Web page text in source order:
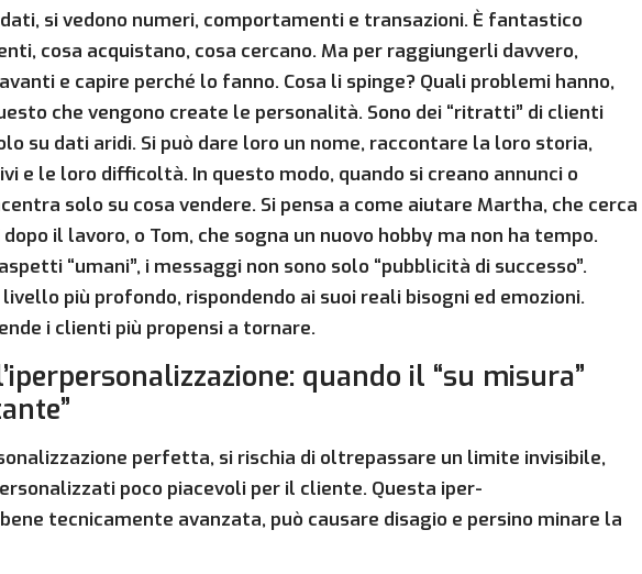
si vedono numeri, comportamenti e transazioni. È fantastico
cosa acquistano, cosa cercano. Ma per raggiungerli davvero,
e capire perché lo fanno. Cosa li spinge? Quali problemi hanno,
che vengono create le personalità. Sono dei “ritratti” di clienti
su dati aridi. Si può dare loro un nome, raccontare la loro storia,
e le loro difficoltà. In questo modo, quando si creano annunci o
solo su cosa vendere. Si pensa a come aiutare Martha, che cerca
il lavoro, o Tom, che sogna un nuovo hobby ma non ha tempo.
“umani”, i messaggi non sono solo “pubblicità di successo”.
più profondo, rispondendo ai suoi reali bisogni ed emozioni.
i clienti più propensi a tornare.
quando il “su misura”
perfetta, si rischia di oltrepassare un limite invisibile,
poco piacevoli per il cliente. Questa iper-
tecnicamente avanzata, può causare disagio e persino minare la